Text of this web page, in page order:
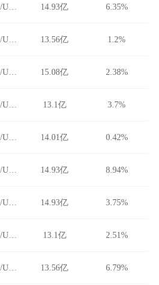
雷神之能/USDT 14.93亿 6.35%
雷神之能/USDT 13.56亿 1.2%
雷神之能/USDT 15.08亿 2.38%
雷神之能/USDT 13.1亿 3.7%
雷神之能/USDT 14.01亿 0.42%
雷神之能/USDT 14.93亿 8.94%
雷神之能/USDT 14.93亿 3.75%
雷神之能/USDT 13.1亿 2.51%
雷神之能/USDT 13.56亿 6.79%